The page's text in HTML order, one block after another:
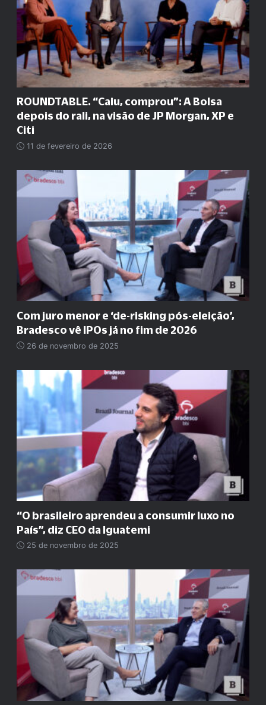
ROUNDTABLE. “Caiu, comprou”: A Bolsa
depois do rali, na visão de JP Morgan, XP e
Citi
11 de fevereiro de 2026
Com juro menor e ‘de-risking pós-eleição’,
Bradesco vê IPOs já no fim de 2026
26 de novembro de 2025
“O brasileiro aprendeu a consumir luxo no
País”, diz CEO da Iguatemi
25 de novembro de 2025